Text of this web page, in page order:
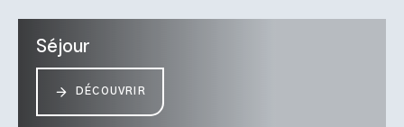
Séjour
DÉCOUVRIR